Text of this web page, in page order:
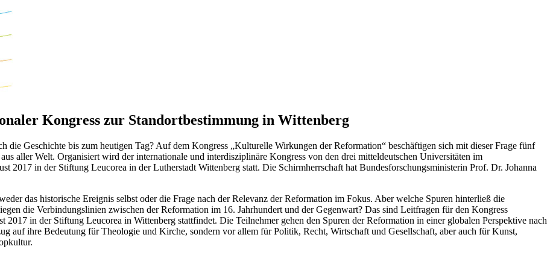
Kongress zur Standortbestimmung in Wittenberg
die Geschichte bis zum heutigen Tag? Auf dem Kongress „Kulturelle Wirkungen der Reformation“ beschäftigen sich mit dieser Frage fünf
aller Welt. Organisiert wird der internationale und interdisziplinäre Kongress von den drei mitteldeutschen Universitäten im
2017 in der Stiftung Leucorea in der Lutherstadt Wittenberg statt. Die Schirmherrschaft hat Bundesforschungsministerin Prof. Dr. Johanna
das historische Ereignis selbst oder die Frage nach der Relevanz der Reformation im Fokus. Aber welche Spuren hinterließ die
die Verbindungslinien zwischen der Reformation im 16. Jahrhundert und der Gegenwart? Das sind Leitfragen für den Kongress
in der Stiftung Leucorea in Wittenberg stattfindet. Die Teilnehmer gehen den Spuren der Reformation in einer globalen Perspektive nach
auf ihre Bedeutung für Theologie und Kirche, sondern vor allem für Politik, Recht, Wirtschaft und Gesellschaft, aber auch für Kunst,